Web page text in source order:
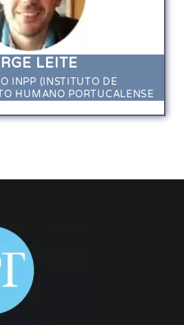
LEITE
INPP (INSTITUTO DE
HUMANO PORTUCALENSE